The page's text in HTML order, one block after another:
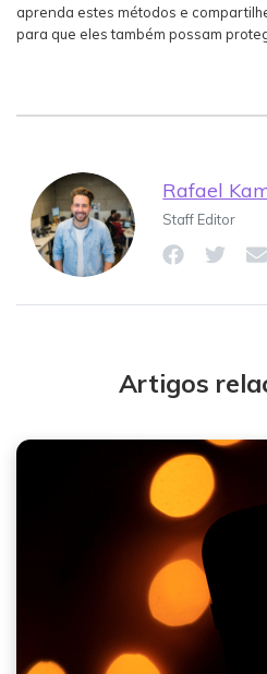
aprenda estes métodos e
para que eles também possam
Rafael
Staff Editor
Artigos